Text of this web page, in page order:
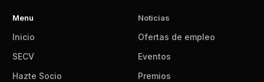
Menu
Inicio
SECV
Hazte Socio
Noticias
Ofertas de empleo
Eventos
Premios